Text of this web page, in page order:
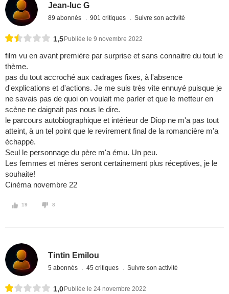
Jean-luc G
89 abonnés 901 critiques Suivre son activité
1,5 Publiée le 9 novembre 2022
film vu en avant première par surprise et sans connaitre du tout le
thème.
pas du tout accroché aux cadrages fixes, à l'absence
d'explications et d'actions. Je me suis très vite ennuyé puisque je
ne savais pas de quoi on voulait me parler et que le metteur en
scène ne daignait pas nous le dire.
le parcours autobiographique et intérieur de Diop ne m'a pas tout
atteint, à un tel point que le revirement final de la romancière m'a
échappé.
Seul le personnage du père m'a ému. Un peu.
Les femmes et mères seront certainement plus réceptives, je le
souhaite!
Cinéma novembre 22
19 8
Tintin Emilou
5 abonnés 45 critiques Suivre son activité
1,0 Publiée le 24 novembre 2022